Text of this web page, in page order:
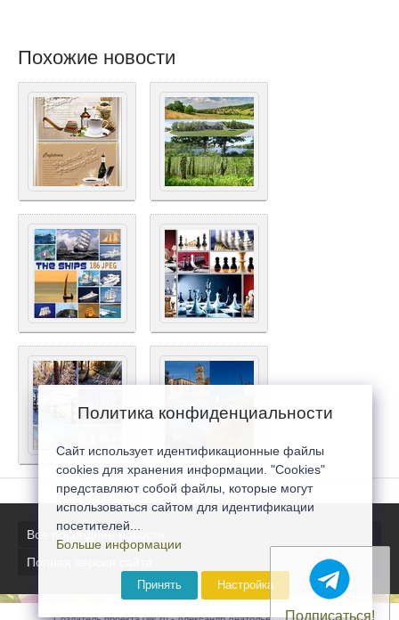
Похожие новости
Все последние новости
Полная версия сайта
Подписаться!
Политика конфиденциальности
Сайт использует идентификационные файлы
cookies для хранения информации. "Cookies"
представляют собой файлы, которые могут
использоваться сайтом для идентификации
посетителей...
Больше информации
Принять Настройка